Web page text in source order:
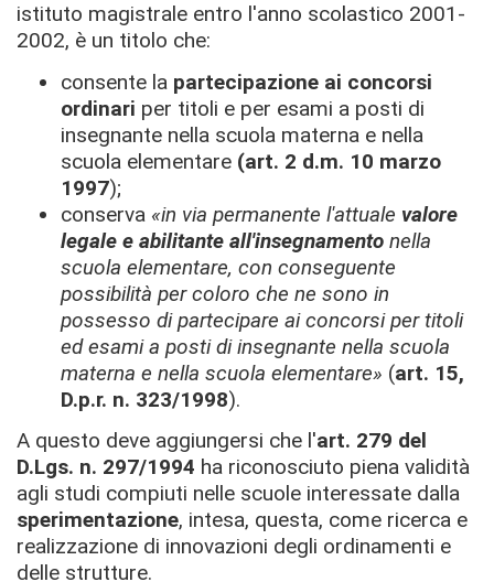
istituto magistrale entro l'anno scolastico 2001-
2002, è un titolo che:
consente la partecipazione ai concorsi
ordinari per titoli e per esami a posti di
insegnante nella scuola materna e nella
scuola elementare (art. 2 d.m. 10 marzo
1997);
conserva «in via permanente l'attuale valore
legale e abilitante all'insegnamento nella
scuola elementare, con conseguente
possibilità per coloro che ne sono in
possesso di partecipare ai concorsi per titoli
ed esami a posti di insegnante nella scuola
materna e nella scuola elementare» (art. 15,
D.p.r. n. 323/1998).
A questo deve aggiungersi che l'art. 279 del
D.Lgs. n. 297/1994 ha riconosciuto piena validità
agli studi compiuti nelle scuole interessate dalla
sperimentazione, intesa, questa, come ricerca e
realizzazione di innovazioni degli ordinamenti e
delle strutture.